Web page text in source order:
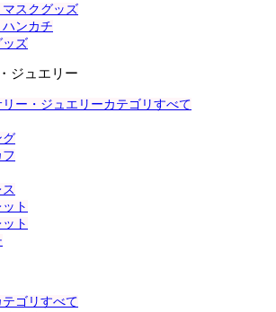
マスクグッズ
ハンカチ
ッズ
ジュエリー
リー・ジュエリーカテゴリすべて
グ
フ
ト
ト
ゴリすべて